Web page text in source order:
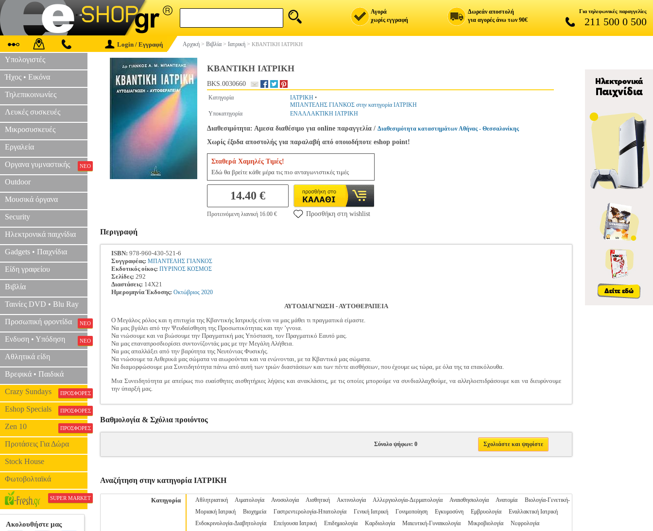
Αγορά
χωρίς εγγραφή
Δωρεάν αποστολή
για αγορές άνω των 90€
Για τηλεφωνικές παραγγελίες
211 500 0 500
Login / Εγγραφή Αρχική > Βιβλία > Ιατρική > ΚΒΑΝΤΙΚΗ ΙΑΤΡΙΚΗ
Υπολογιστές
Ήχος • Εικόνα
Τηλεπικοινωνίες
Λευκές συσκευές
Μικροσυσκευές
Εργαλεία
Οργανα γυμναστικής ΝΕΟ
Outdoor
Μουσικά όργανα
Security
Ηλεκτρονικά παιχνίδια
Gadgets • Παιχνίδια
Είδη γραφείου
Βιβλία
Ταινίες DVD • Blu Ray
Προσωπική φροντίδα ΝΕΟ
Ενδυση • Υπόδηση ΝΕΟ
Αθλητικά είδη
Βρεφικά • Παιδικά
Crazy Sundays ΠΡΟΣΦΟΡΕΣ
Eshop Specials ΠΡΟΣΦΟΡΕΣ
Zen 10 ΠΡΟΣΦΟΡΕΣ
Προτάσεις Για Δώρα
Stock House
Φωτοβολταϊκά
SUPER MARKET
ΚΒΑΝΤΙΚΗ ΙΑΤΡΙΚΗ
BKS.0030660
Κατηγορία ΙΑΤΡΙΚΗ •
ΜΠΑΝΤΕΛΗΣ ΓΙΑΝΚΟΣ στην κατηγορία ΙΑΤΡΙΚΗ
Υποκατηγορία
ΕΝΑΛΛΑΚΤΙΚΗ ΙΑΤΡΙΚΗ
Διαθεσιμότητα: Αμεσα διαθέσιμο για online παραγγελία / Διαθεσιμότητα καταστημάτων Αθήνας - Θεσσαλονίκης
Χωρίς έξοδα αποστολής για παραλαβή από οποιοδήποτε eshop point!
Σταθερά Χαμηλές Τιμές!
Εδώ θα βρείτε κάθε μέρα τις πιο ανταγωνιστικές τιμές
14.40 €
Προτεινόμενη λιανική 16.00 € Προσθήκη στη wishlist
Περιγραφή
ISBN: 978-960-430-521-6
Συγγραφέας: ΜΠΑΝΤΕΛΗΣ ΓΙΑΝΚΟΣ
Εκδοτικός οίκος: ΠΥΡΙΝΟΣ ΚΟΣΜΟΣ
Σελίδες: 292
Διαστάσεις: 14Χ21
Ημερομηνία Έκδοσης: Οκτώβριος 2020
ΑΥΤΟΔΙΑΓΝΩΣΗ - ΑΥΤΟΘΕΡΑΠΕΙΑ
Ο Μεγάλος ρόλος και η επιτυχία της Κβαντικής Ιατρικής είναι να μας μάθει τι πραγματικά είμαστε.
Να μας βγάλει από την Ψευδαίσθηση της Προσωπικότητας και την ’γνοια.
Να νιώσουμε και να βιώσουμε την Πραγματική μας Υπόσταση, τον Πραγματικό Εαυτό μας.
Να μας επαναπροσδιορίσει συντονίζοντάς μας με την Μεγάλη Αλήθεια.
Να μας απαλλάξει από την βαρύτητα της Νευτόνιας Φυσικής.
Να νιώσουμε τα Αιθερικά μας σώματα να αιωρούνται και να ενώνονται, με τα Κβαντικά μας σώματα.
Να διαμορφώσουμε μια Συνειδητότητα πάνω από αυτή των τριών διαστάσεων και των πέντε αισθήσεων, που έχουμε ως τώρα, με όλα της τα επακόλουθα.
Μια Συνειδητότητα με απείρως πιο ευαίσθητες αισθητήριες λήψεις και ανακλάσεις, με τις οποίες μπορούμε να συνδιαλλαχθούμε, να αλληλοεπιδράσουμε και να διευρύνουμε
την ύπαρξή μας.
Βαθμολογία & Σχόλια προιόντος
Σύνολο ψήφων: 0 Σχολιάστε και ψηφίστε
Αναζήτηση στην κατηγορία ΙΑΤΡΙΚΗ
Κατηγορία Αθλητριατική Αιματολογία Ανοσολογία Αισθητική Ακτινολογία Αλλεργιολογία-Δερματολογία Αναισθησιολογία Ανατομία
Βιολογία-Γενετική-
Μοριακή Ιατρική
Βιοχημεία Γαστρεντερολογία-Ηπατολογία Γενική Ιατρική Γονιμοποίηση Εγκυμοσύνη Εμβρυολογία
Εναλλακτική Ιατρική
Ενδοκρινολογία-Διαβητολογία
Επείγουσα Ιατρική Επιδημιολογία Καρδιολογία Μαιευτική-Γυναικολογία Μικροβιολογία
Νεφρολογία